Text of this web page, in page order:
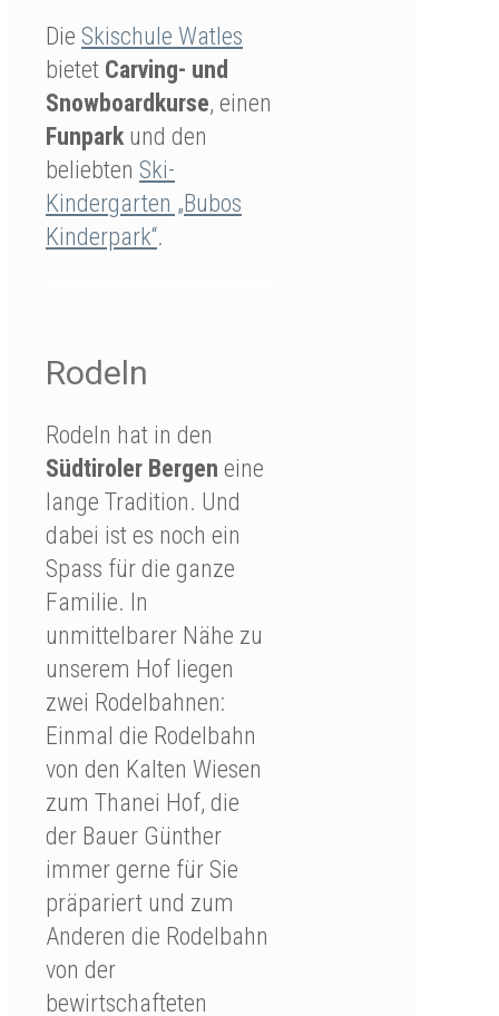
Die Skischule Watles
bietet Carving- und
Snowboardkurse, einen
Funpark und den
beliebten Ski-
Kindergarten „Bubos
Kinderpark“.
Rodeln
Rodeln hat in den
Südtiroler Bergen eine
lange Tradition. Und
dabei ist es noch ein
Spass für die ganze
Familie. In
unmittelbarer Nähe zu
unserem Hof liegen
zwei Rodelbahnen:
Einmal die Rodelbahn
von den Kalten Wiesen
zum Thanei Hof, die
der Bauer Günther
immer gerne für Sie
präpariert und zum
Anderen die Rodelbahn
von der
bewirtschafteten